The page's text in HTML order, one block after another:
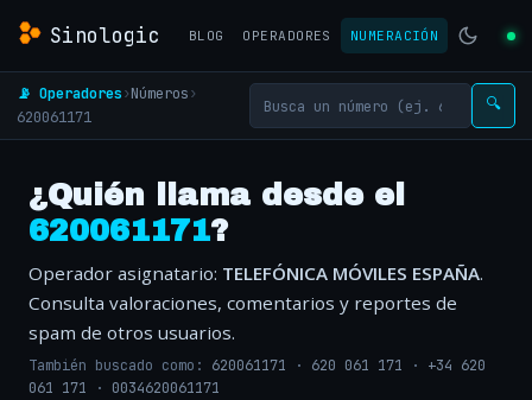
Sinologic BLOG OPERADORES NUMERACIÓN
📡 Operadores›Números›
620061171
🔍
¿Quién llama desde el
620061171?
Operador asignatario: TELEFÓNICA MÓVILES ESPAÑA.
Consulta valoraciones, comentarios y reportes de
spam de otros usuarios.
También buscado como: 620061171 · 620 061 171 · +34 620
061 171 · 0034620061171